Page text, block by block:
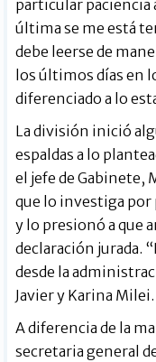
particular paciencia
última se me está
debe leerse de
los últimos días en
diferenciado a lo
La división inició
espaldas a lo
el jefe de Gabinete,
que lo investiga
y lo presionó a que
declaración jurada.
desde la
Javier y Karina Milei.
A diferencia de la
secretaria general